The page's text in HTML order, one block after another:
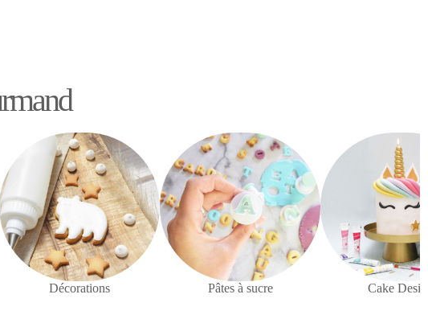
Décorations Pâtes à sucre Cake